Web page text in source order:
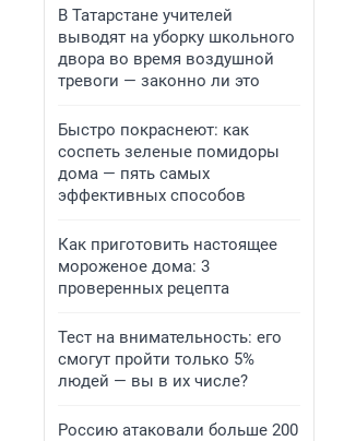
В Татарстане учителей
выводят на уборку школьного
двора во время воздушной
тревоги — законно ли это
Быстро покраснеют: как
соспеть зеленые помидоры
дома — пять самых
эффективных способов
Как приготовить настоящее
мороженое дома: 3
проверенных рецепта
Тест на внимательность: его
смогут пройти только 5%
людей — вы в их числе?
Россию атаковали больше 200